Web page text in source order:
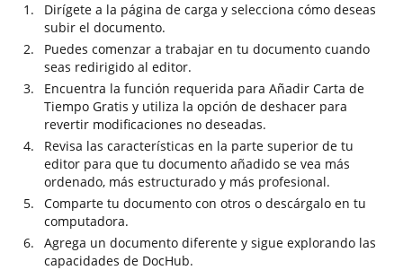
Dirígete a la página de carga y selecciona cómo deseas
subir el documento.
Puedes comenzar a trabajar en tu documento cuando
seas redirigido al editor.
Encuentra la función requerida para Añadir Carta de
Tiempo Gratis y utiliza la opción de deshacer para
revertir modificaciones no deseadas.
Revisa las características en la parte superior de tu
editor para que tu documento añadido se vea más
ordenado, más estructurado y más profesional.
Comparte tu documento con otros o descárgalo en tu
computadora.
Agrega un documento diferente y sigue explorando las
capacidades de DocHub.